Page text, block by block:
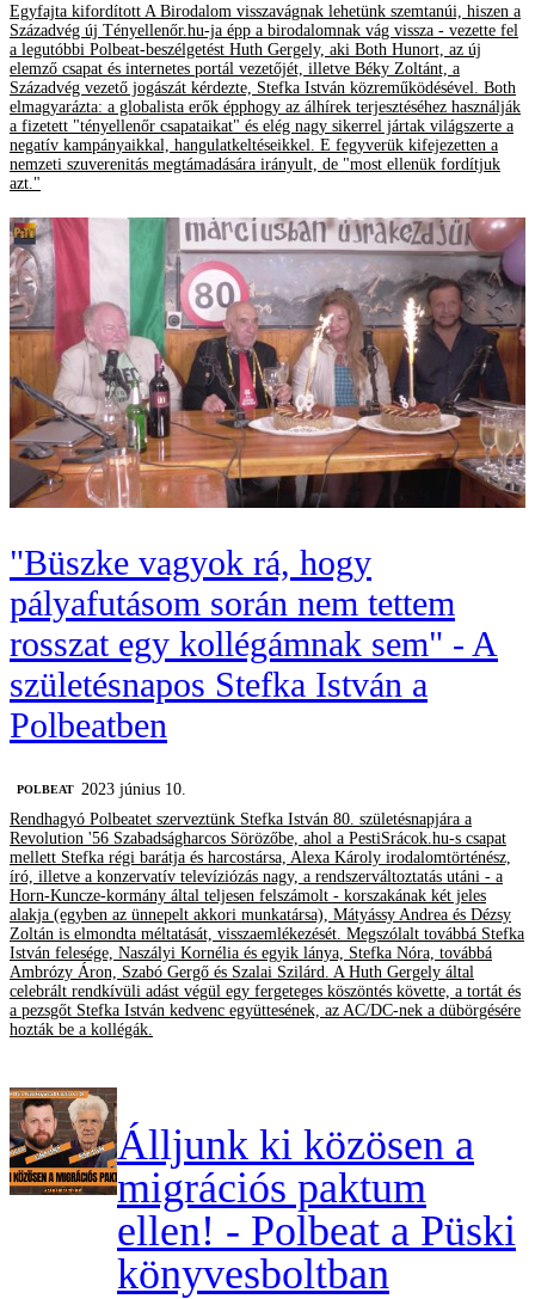
Egyfajta kifordított A Birodalom visszavágnak lehetünk szemtanúi, hiszen a
Századvég új Tényellenőr.hu-ja épp a birodalomnak vág vissza - vezette fel
a legutóbbi Polbeat-beszélgetést Huth Gergely, aki Both Hunort, az új
elemző csapat és internetes portál vezetőjét, illetve Béky Zoltánt, a
Századvég vezető jogászát kérdezte, Stefka István közreműködésével. Both
elmagyarázta: a globalista erők épphogy az álhírek terjesztéséhez használják
a fizetett "tényellenőr csapataikat" és elég nagy sikerrel jártak világszerte a
negatív kampányaikkal, hangulatkeltéseikkel. E fegyverük kifejezetten a
nemzeti szuverenitás megtámadására irányult, de "most ellenük fordítjuk
azt."
"Büszke vagyok rá, hogy
pályafutásom során nem tettem
rosszat egy kollégámnak sem" - A
születésnapos Stefka István a
Polbeatben
‎POLBEAT
2023 június 10.
Rendhagyó Polbeatet szerveztünk Stefka István 80. születésnapjára a
Revolution '56 Szabadságharcos Sörözőbe, ahol a PestiSrácok.hu-s csapat
mellett Stefka régi barátja és harcostársa, Alexa Károly irodalomtörténész,
író, illetve a konzervatív televíziózás nagy, a rendszerváltoztatás utáni - a
Horn-Kuncze-kormány által teljesen felszámolt - korszakának két jeles
alakja (egyben az ünnepelt akkori munkatársa), Mátyássy Andrea és Dézsy
Zoltán is elmondta méltatását, visszaemlékezését. Megszólalt továbbá Stefka
István felesége, Naszályi Kornélia és egyik lánya, Stefka Nóra, továbbá
Ambrózy Áron, Szabó Gergő és Szalai Szilárd. A Huth Gergely által
celebrált rendkívüli adást végül egy fergeteges köszöntés követte, a tortát és
a pezsgőt Stefka István kedvenc együttesének, az AC/DC-nek a dübörgésére
hozták be a kollégák.
Álljunk ki közösen a
migrációs paktum
ellen! - Polbeat a Püski
könyvesboltban